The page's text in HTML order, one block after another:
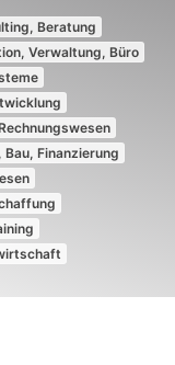
Beratung
Verwaltung, Büro
Bau, Finanzierung